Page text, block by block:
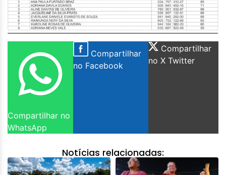
Compartilhar no
WhatsApp
Compartilhar
no Facebook
Compartilhar
no X Twitter
Notícias relacionadas: